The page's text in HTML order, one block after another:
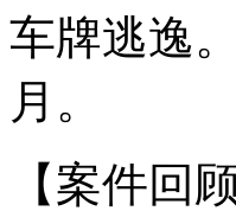
车牌逃逸
月。
【案件回顾